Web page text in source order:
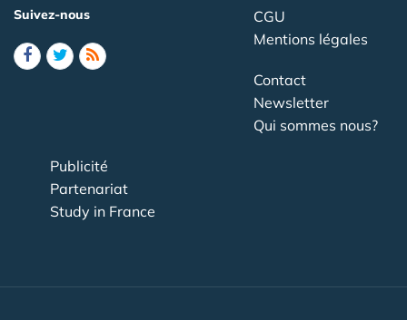
Suivez-nous
CGU
Mentions légales
Contact
Newsletter
Qui sommes nous?
Publicité
Partenariat
Study in France